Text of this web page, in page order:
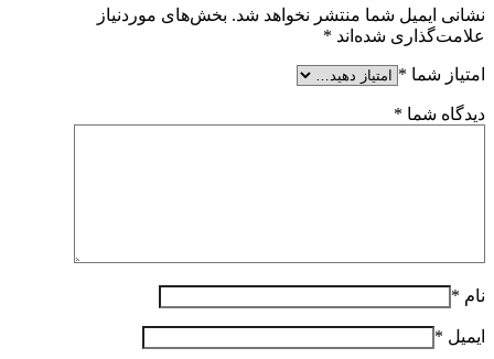
نشانی ایمیل شما منتشر نخواهد شد. بخش‌های موردنیاز
علامت‌گذاری شده‌اند *
امتیاز شما *
دیدگاه شما *
نام *
ایمیل *